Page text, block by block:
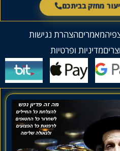
מחזק בביתכם
מאמריםהצהרת נגישות
מדיניות ופרטיות